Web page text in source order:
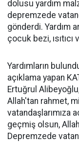
dolusu yardım
depremzede
gönderdi. Yardım
çocuk bezi, ısıtıcı
Yardımların
açıklama yapan
Ertuğrul
Allah'tan rahmet,
vatandaşlarımıza
geçmiş olsun,
Depremzede